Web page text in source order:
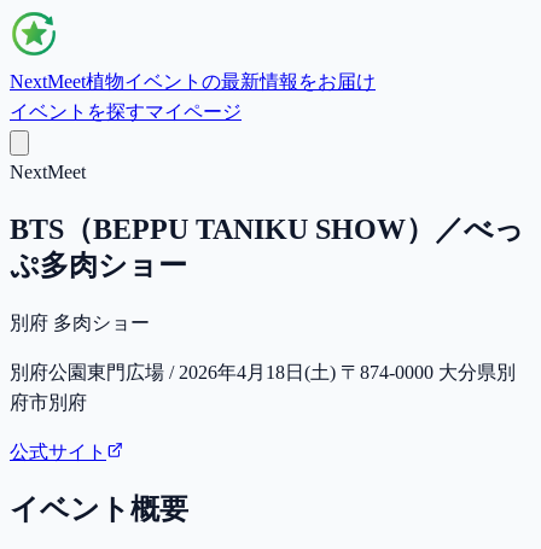
NextMeet植物イベントの最新情報をお届け
イベントを探すマイページ
NextMeet
BTS（BEPPU TANIKU SHOW）／べっ
ぷ多肉ショー
別府 多肉ショー
別府公園東門広場 / 2026年4月18日(土) 〒874-0000 大分県別
府市別府
公式サイト
イベント概要